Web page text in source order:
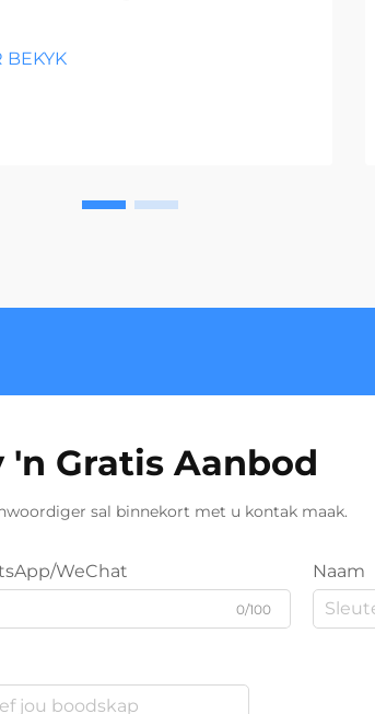
BEKYK
'n Gratis Aanbod
sal binnekort met u kontak maak.
WeChat
0/100
Naam